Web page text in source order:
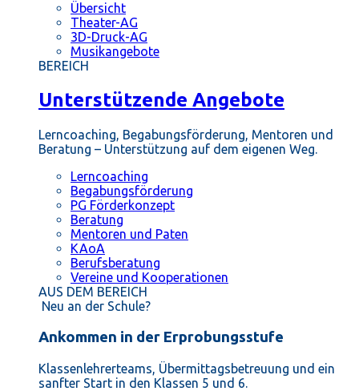
Übersicht
Theater-AG
3D-Druck-AG
Musikangebote
BEREICH
Unterstützende Angebote
Lerncoaching, Begabungsförderung, Mentoren und
Beratung – Unterstützung auf dem eigenen Weg.
Lerncoaching
Begabungsförderung
PG Förderkonzept
Beratung
Mentoren und Paten
KAoA
Berufsberatung
Vereine und Kooperationen
AUS DEM BEREICH
Neu an der Schule?
Ankommen in der Erprobungsstufe
Klassenlehrerteams, Übermittagsbetreuung und ein
sanfter Start in den Klassen 5 und 6.